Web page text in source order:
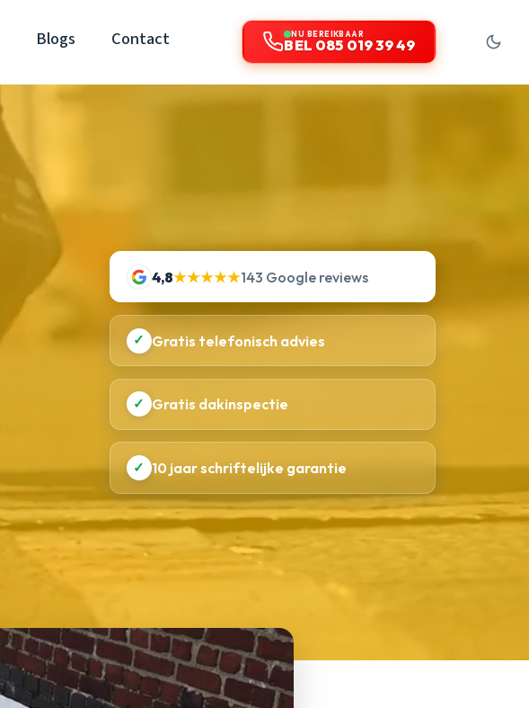
Blogs Contact NU BEREIKBAAR
BEL 085 019 39 49
4,8★★★★★143 Google reviews
✓ Gratis telefonisch advies
✓ Gratis dakinspectie
✓ 10 jaar schriftelijke garantie